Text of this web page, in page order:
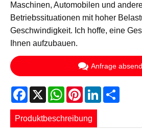
Maschinen, Automobilen und
Betriebssituationen mit hoher
Geschwindigkeit. Ich hoffe, eine
Ihnen aufzubauen.
Anfrage
Facebook
X WhatsApp
PinterestLinkedIn
Produktbeschreibung